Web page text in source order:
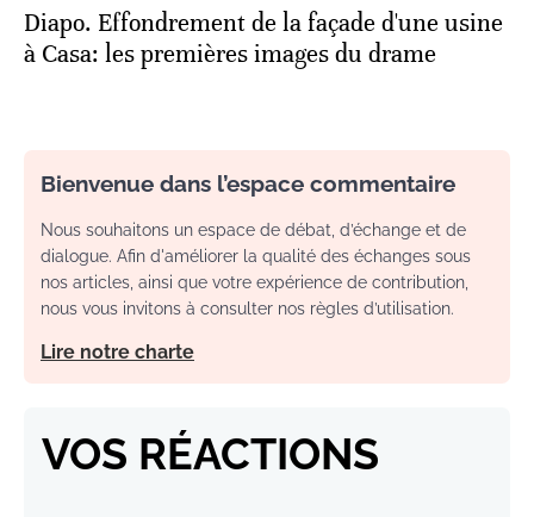
Diapo. Effondrement de la façade d'une usine
à Casa: les premières images du drame
Bienvenue dans l’espace commentaire
Nous souhaitons un espace de débat, d’échange et de
dialogue. Afin d'améliorer la qualité des échanges sous
nos articles, ainsi que votre expérience de contribution,
nous vous invitons à consulter nos règles d’utilisation.
Lire notre charte
VOS RÉACTIONS